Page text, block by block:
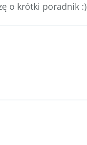
o krótki poradnik :)